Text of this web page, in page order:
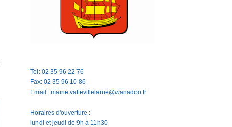
Tel: 02 35 96 22 76
Fax: 02 35 96 10 86
Email : mairie.vattevillelarue@wanadoo.fr
Horaires d'ouverture :
lundi et jeudi de 9h à 11h30